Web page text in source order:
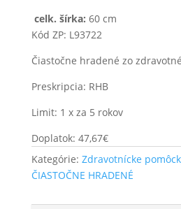
celk. šírka: 60 cm
Kód ZP: L93722
Čiastočne hradené zo
Preskripcia: RHB
Limit: 1 x za 5 rokov
Doplatok: 47,67€
Kategórie: Zdravotnícke
ČIASTOČNE HRADENÉ